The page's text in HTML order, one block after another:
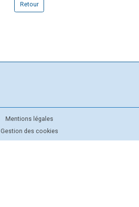
Retour
Mentions légales
Gestion des cookies